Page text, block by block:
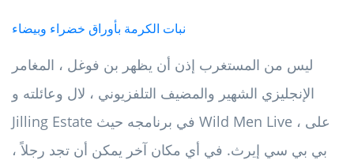
نبات الكرمة بأوراق خضراء وبيضاء
ليس من المستغرب إذن أن يظهر بن فوغل ، المغامر
الإنجليزي الشهير والمضيف التلفزيوني ، لال وعائلته و
Jilling Estate في برنامجه حيث Wild Men Live ، على
بي بي سي إيرث. في أي مكان آخر يمكن أن تجد رجلاً ،